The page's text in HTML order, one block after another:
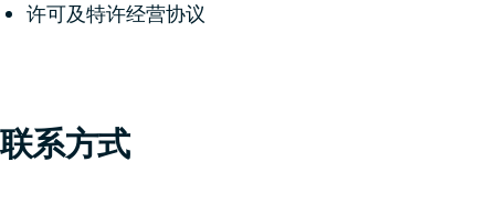
许可及特许经营协议
联系方式